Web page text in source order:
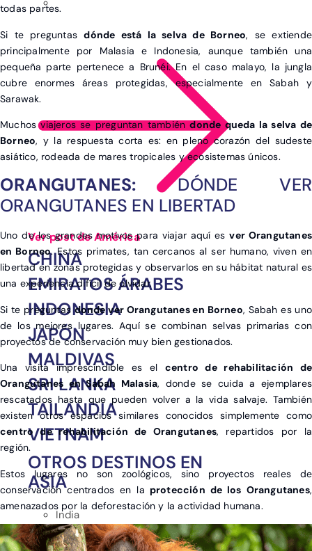
Ver post de América
CHINA
EMIRATOS ÁRABES
INDONESIA
JAPÓN
MALDIVAS
SRI LANKA
TAILANDIA
VIETNAM
OTROS DESTINOS EN
ASIA
India
todas partes.
Si te preguntasdónde está la selva de Borneo, se extiende
principalmente por Malasia e Indonesia, aunque también una
pequeña parte pertenece a Brunéi. En el caso malayo, la jungla
cubre enormes áreas protegidas, especialmente en Sabah y
Sarawak.
Muchos viajeros se preguntan tambiéndonde queda la selva de
Borneo, y la respuesta corta es: en pleno corazón del sudeste
asiático, rodeada de mares tropicales y ecosistemas únicos.
ORANGUTANES:DÓNDE VER
ORANGUTANES EN LIBERTAD
Uno de los grandes motivos para viajar aquí esver Orangutanes
en Borneo. Estos primates, tan cercanos al ser humano, viven en
libertad en zonas protegidas y observarlos en su hábitat natural es
una experiencia difícil de olvidar.
Si te preguntas donde ver Orangutanes en Borneo, Sabah es uno
de los mejores lugares. Aquí se combinan selvas primarias con
proyectos de conservación muy bien gestionados.
Una visita imprescindible es el centro de rehabilitación de
Orangutanes en Sabah Malasia, donde se cuida a ejemplares
rescatados hasta que pueden volver a la vida salvaje. También
existen otros espacios similares conocidos simplemente como
centro de rehabilitación de Orangutanes, repartidos por la
región.
Estos lugares no son zoológicos, sino proyectos reales de
conservación centrados en la protección de los Orangutanes,
amenazados por la deforestación y la actividad humana.